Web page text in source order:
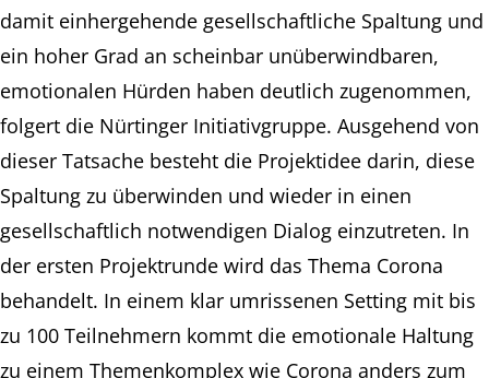
damit einhergehende gesellschaftliche Spaltung und
ein hoher Grad an scheinbar unüberwindbaren,
emotionalen Hürden haben deutlich zugenommen,
folgert die Nürtinger Initiativgruppe. Ausgehend von
dieser Tatsache besteht die Projektidee darin, diese
Spaltung zu überwinden und wieder in einen
gesellschaftlich notwendigen Dialog einzutreten. In
der ersten Projektrunde wird das Thema Corona
behandelt. In einem klar umrissenen Setting mit bis
zu 100 Teilnehmern kommt die emotionale Haltung
zu einem Themenkomplex wie Corona anders zum